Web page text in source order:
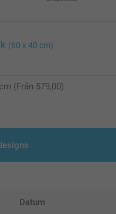
(60 x 40 cm)
Datum